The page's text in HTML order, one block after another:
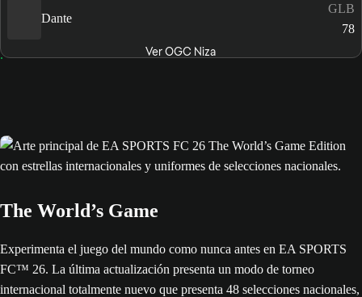
Dante
GLB
78
Ver OGC Niza
The World’s Game
Experimenta el juego del mundo como nunca antes en EA SPORTS
FC™ 26. La última actualización presenta un modo de torneo
internacional totalmente nuevo que presenta 48 selecciones nacionales,